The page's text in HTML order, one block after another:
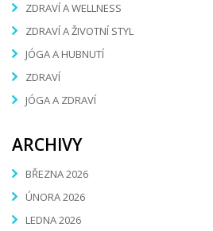
ZDRAVÍ A WELLNESS
ZDRAVÍ A ŽIVOTNÍ STYL
JÓGA A HUBNUTÍ
ZDRAVÍ
JÓGA A ZDRAVÍ
ARCHIVY
BŘEZNA 2026
ÚNORA 2026
LEDNA 2026